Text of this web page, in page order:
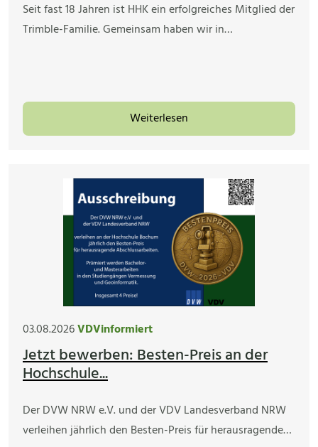
Seit fast 18 Jahren ist HHK ein erfolgreiches Mitglied der
Trimble-Familie. Gemeinsam haben wir in…
Weiterlesen
03.08.2026VDVinformiert
Jetzt bewerben: Besten-Preis an der
Hochschule...
Der DVW NRW e.V. und der VDV Landesverband NRW
verleihen jährlich den Besten-Preis für herausragende…